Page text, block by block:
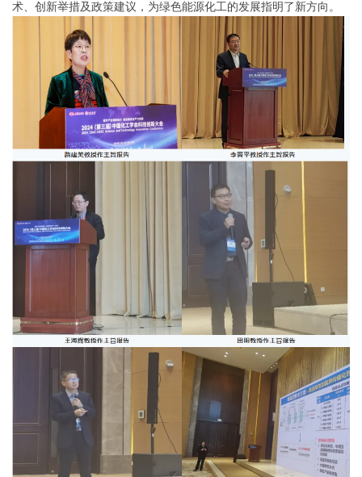
术、创新举措及政策建议，为绿色能源化工的发展指明了新方向。